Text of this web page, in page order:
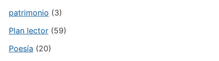
patrimonio (3)
Plan lector(59)
Poesía (20)